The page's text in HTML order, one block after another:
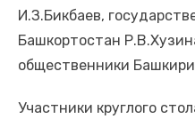
И.З.Бикбаев,
Башкортостан
общественники
Участники круглого